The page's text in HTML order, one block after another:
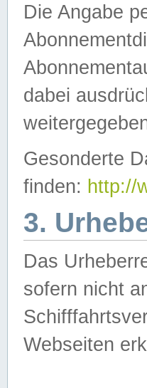
Die Angabe
dabei
Gesonderte
finden: http://
3.
Das
sofern nicht
Webseiten